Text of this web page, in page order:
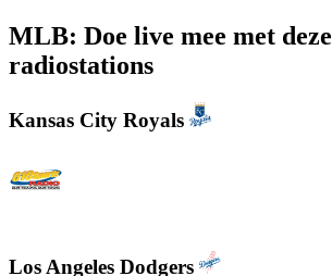
MLB: Doe live mee met deze
radiostations
Kansas City Royals
Los Angeles Dodgers